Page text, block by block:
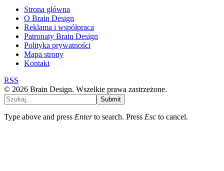
Strona główna
O Brain Design
Reklama i współpraca
Patronaty Brain Design
Polityka prywatności
Mapa strony
Kontakt
RSS
© 2026 Brain Design. Wszelkie prawa zastrzeżone.
Submit
Type above and press Enterto search. Press Esc to cancel.